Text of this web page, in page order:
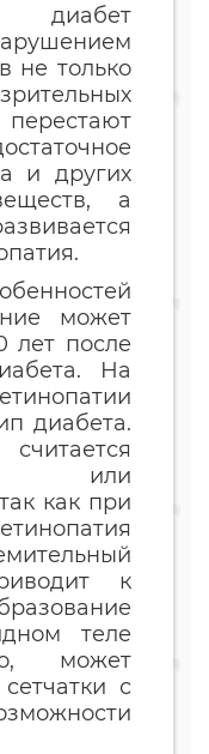
не только
и других
а
может
лет после
На
диабета.
или
как при
к
теле
может
с